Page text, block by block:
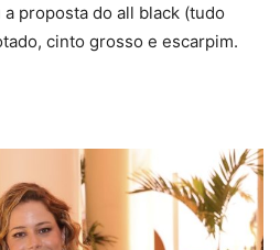
a proposta do all black (tudo
cinto grosso e escarpim.